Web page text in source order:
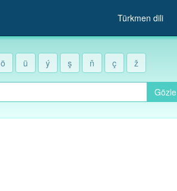
Türkmen dili
ö ü ý ş ň ç ž
Gözle